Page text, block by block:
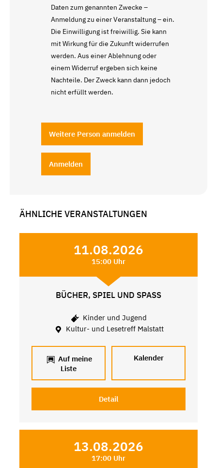
Daten zum genannten Zwecke –
Anmeldung zu einer Veranstaltung – ein.
Die Einwilligung ist freiwillig. Sie kann
mit Wirkung für die Zukunft widerrufen
werden. Aus einer Ablehnung oder
einem Widerruf ergeben sich keine
Nachteile. Der Zweck kann dann jedoch
nicht erfüllt werden.
Weitere Person anmelden
Anmelden
ÄHNLICHE VERANSTALTUNGEN
11.08.2026
15:00 Uhr
BÜCHER, SPIEL UND SPASS
Kinder und Jugend
Kultur- und Lesetreff Malstatt
Auf meine
Liste
Kalender
Detail
13.08.2026
17:00 Uhr